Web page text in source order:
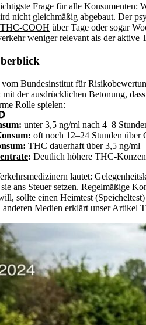
Frage für alle Konsumenten:
nicht gleichmäßig abgebaut. Der
THC-COOH über Tage oder sogar
weniger relevant als der aktive
vom Bundesinstitut für
der ausdrücklichen Betonung,
Rolle spielen:
unter 3,5 ng/ml nach 4–8
oft noch 12–24 Stunden über
THC dauerhaft über 3,5 ng/ml
: Deutlich höhere THC-
lautet:
ans Steuer setzen. Regelmäßige
sollte einen Heimtest
Medien erklärt unser Artikel